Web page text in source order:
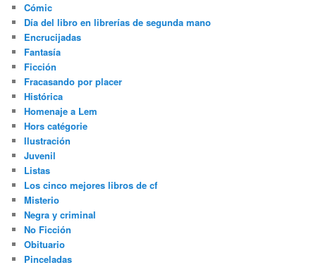
Cómic
Día del libro en librerías de segunda mano
Encrucijadas
Fantasía
Ficción
Fracasando por placer
Histórica
Homenaje a Lem
Hors catégorie
Ilustración
Juvenil
Listas
Los cinco mejores libros de cf
Misterio
Negra y criminal
No Ficción
Obituario
Pinceladas